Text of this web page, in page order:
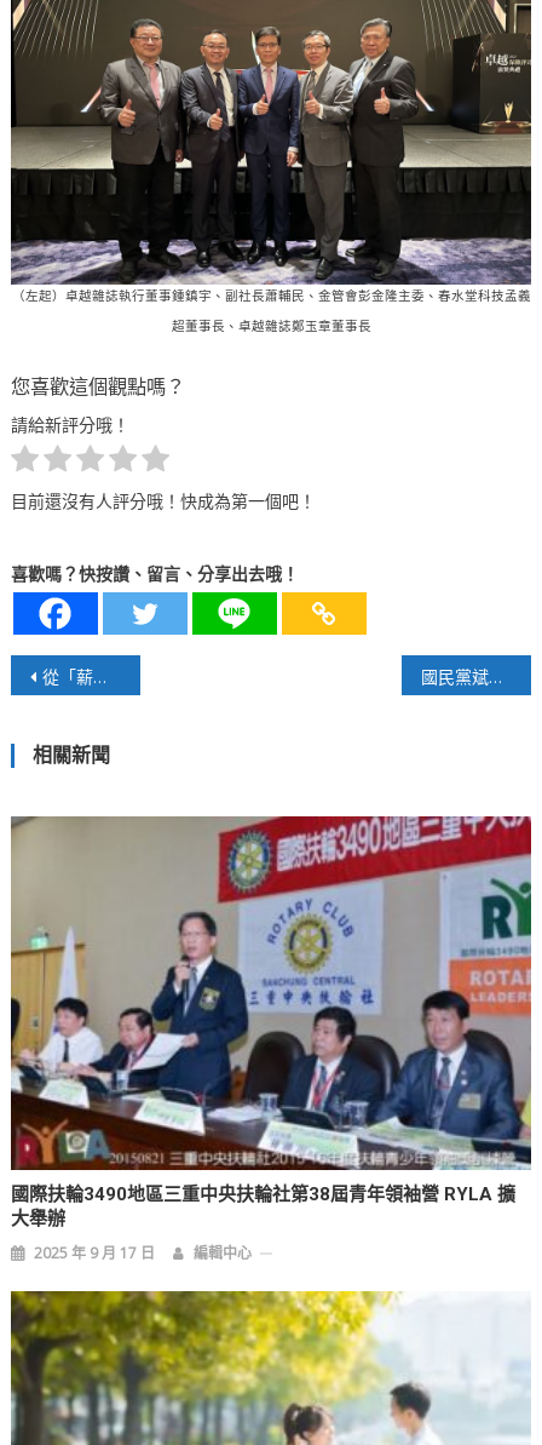
（左起）卓越雜誌執行董事鍾鎮宇、副社長蕭輔民、金管會彭金隆主委、春水堂科技孟義
超董事長、卓越雜誌鄭玉章董事長
您喜歡這個觀點嗎？
請給新評分哦！
目前還沒有人評分哦！快成為第一個吧！
喜歡嗎？快按讚、留言、分享出去哦！
文
導
覽
從「薪情平台」看如何財富小自由 國民黨斌麗之爭
相關新聞
國際扶輪3490地區三重中央扶輪社第38屆青年領袖營 RYLA 擴
大舉辦
2025 年 9 月 17 日 編輯中心